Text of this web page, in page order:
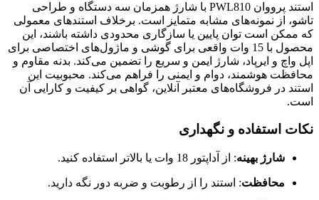
استند پرووان PWL810 با شارژ همزمان سه دستگاه و طراحی
تاشو، از نمونه‌های مشابه متمایز است. برخلاف استندهای معمولی
که ممکن است توان پایین یا سازگاری محدودی داشته باشند، این
محصول با 15 وات واقعی برای گوشی و ماژول‌های اختصاصی برای
اپل واچ و ایرپاد، شارژ ایمن و سریع را تضمین می‌کند. بدنه مقاوم و
محافظت هوشمند، دوام و ایمنی را فراهم می‌کند. محبوبیت این
استند در فروشگاه‌های معتبر آنلاین، گواهی بر کیفیت و کارایی آن
است.
نکات استفاده و نگهداری
شارژ بهینه: از آداپتور 18 وات یا بالاتر استفاده کنید.
محافظت: استند را از رطوبت و ضربه دور نگه دارید.